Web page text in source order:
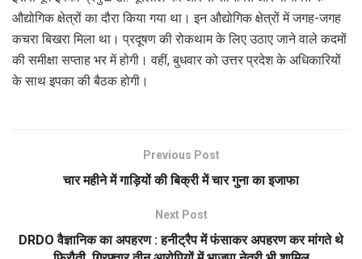
औद्योगिक क्षेत्रों का दौरा किया गया था। इन औद्योगिक क्षेत्रों में जगह-जगह
कचरा बिखरा मिला था। प्रदूषण की रोकथाम के लिए उठाए जाने वाले कदमों
की समीक्षा सप्ताह भर में होगी। वहीं, बुधवार को उत्तर प्रदेश के अधिकारियों
के साथ इपका की बैठक होगी।
Previous Post
चार महीने में गाड़ियों की बिक्री में चार गुना का इजाफा
Next Post
DRDO वैज्ञानिक का अपहरण : हनीट्रैप में फंसाकर अपहरण कर मांगते थे